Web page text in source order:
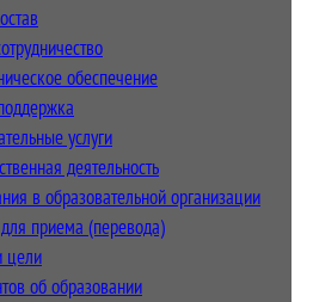
обеспечение
услуги
деятельность
в образовательной организации
приема (перевода)
цели
об образовании